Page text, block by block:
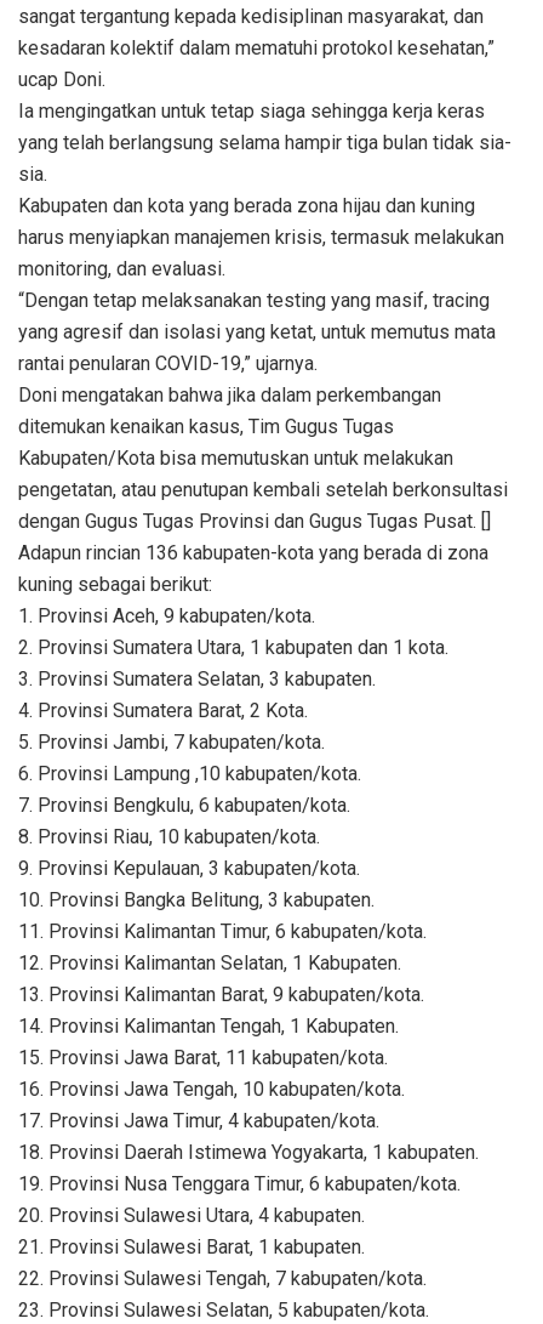
sangat tergantung kepada kedisiplinan masyarakat, dan
kesadaran kolektif dalam mematuhi protokol kesehatan,”
ucap Doni.
Ia mengingatkan untuk tetap siaga sehingga kerja keras
yang telah berlangsung selama hampir tiga bulan tidak sia-
sia.
Kabupaten dan kota yang berada zona hijau dan kuning
harus menyiapkan manajemen krisis, termasuk melakukan
monitoring, dan evaluasi.
“Dengan tetap melaksanakan testing yang masif, tracing
yang agresif dan isolasi yang ketat, untuk memutus mata
rantai penularan COVID-19,” ujarnya.
Doni mengatakan bahwa jika dalam perkembangan
ditemukan kenaikan kasus, Tim Gugus Tugas
Kabupaten/Kota bisa memutuskan untuk melakukan
pengetatan, atau penutupan kembali setelah berkonsultasi
dengan Gugus Tugas Provinsi dan Gugus Tugas Pusat. []
Adapun rincian 136 kabupaten-kota yang berada di zona
kuning sebagai berikut:
1. Provinsi Aceh, 9 kabupaten/kota.
2. Provinsi Sumatera Utara, 1 kabupaten dan 1 kota.
3. Provinsi Sumatera Selatan, 3 kabupaten.
4. Provinsi Sumatera Barat, 2 Kota.
5. Provinsi Jambi, 7 kabupaten/kota.
6. Provinsi Lampung ,10 kabupaten/kota.
7. Provinsi Bengkulu, 6 kabupaten/kota.
8. Provinsi Riau, 10 kabupaten/kota.
9. Provinsi Kepulauan, 3 kabupaten/kota.
10. Provinsi Bangka Belitung, 3 kabupaten.
11. Provinsi Kalimantan Timur, 6 kabupaten/kota.
12. Provinsi Kalimantan Selatan, 1 Kabupaten.
13. Provinsi Kalimantan Barat, 9 kabupaten/kota.
14. Provinsi Kalimantan Tengah, 1 Kabupaten.
15. Provinsi Jawa Barat, 11 kabupaten/kota.
16. Provinsi Jawa Tengah, 10 kabupaten/kota.
17. Provinsi Jawa Timur, 4 kabupaten/kota.
18. Provinsi Daerah Istimewa Yogyakarta, 1 kabupaten.
19. Provinsi Nusa Tenggara Timur, 6 kabupaten/kota.
20. Provinsi Sulawesi Utara, 4 kabupaten.
21. Provinsi Sulawesi Barat, 1 kabupaten.
22. Provinsi Sulawesi Tengah, 7 kabupaten/kota.
23. Provinsi Sulawesi Selatan, 5 kabupaten/kota.